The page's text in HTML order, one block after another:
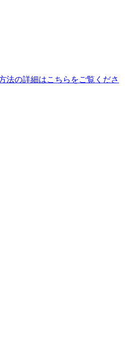
法の詳細はこちらをご覧くださ